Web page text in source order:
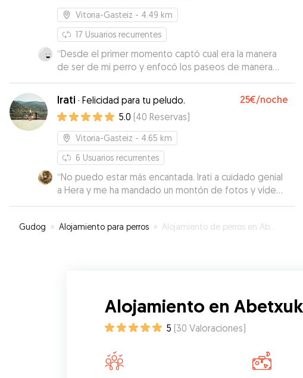
Vitoria-Gasteiz - 4.49 km
17 Usuarios recurrentes
“Desde el primer momento captó cual era la manera
de ser de mi perro y enfocó los paseos de manera
que fueran de su gusto, dejándole su espacio para
oler y andar a su aire. Cuando lo necesite, volveré a
contactar con ella.”
Irati · Felicidad para tu peludo. 25€/noche
5.0 (40 Reservas)
Vitoria-Gasteiz - 4.65 km
6 Usuarios recurrentes
“No puedo estar más encantada. Irati a cuidado genial
a Hera y me ha mandado un montón de fotos y vídeos
para mí tranquilidad. En dos semanas se vuelve a
Gudog » Alojamiento para perros » Alojamiento de perros en Abetxuko
Alojamiento en
5 (30 Valoraciones)